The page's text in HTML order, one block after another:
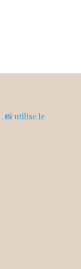
. 📸 utilise le